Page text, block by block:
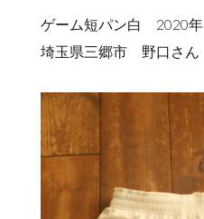
ゲーム短パン白 2020年
埼玉県三郷市 野口さん